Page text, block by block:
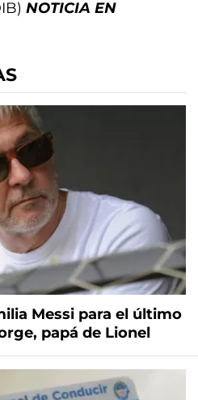
NOTICIA EN
Messi para el último
papá de Lionel